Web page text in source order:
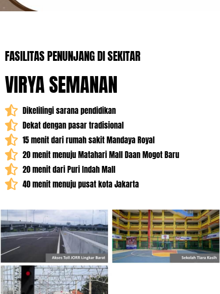
FASILITAS PENUNJANG DI SEKITAR
VIRYA SEMANAN
Dikelilingi sarana pendidikan
Dekat dengan pasar tradisional
15 menit dari rumah sakit Mandaya Royal
20 menit menuju Matahari Mall Daan Mogot Baru
20 menit dari Puri Indah Mall
40 menit menuju pusat kota Jakarta